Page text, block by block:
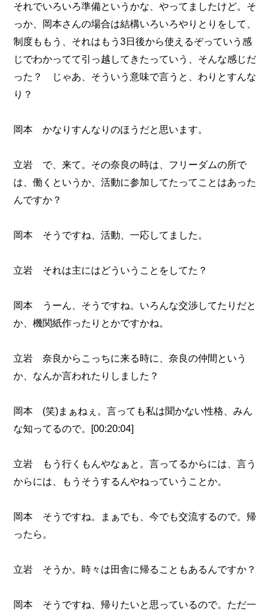
それでいろいろ準備というかな、やってましたけど。そ
っか、岡本さんの場合は結構いろいろやりとりをして、
制度ももう、それはもう3日後から使えるぞっていう感
じでわかってて引っ越してきたっていう、そんな感じだ
った？ じゃあ、そういう意味で言うと、わりとすんな
り？
岡本 かなりすんなりのほうだと思います。
立岩 で、来て。その奈良の時は、フリーダムの所で
は、働くというか、活動に参加してたってことはあった
んですか？
岡本 そうですね、活動、一応してました。
立岩 それは主にはどういうことをしてた？
岡本 うーん、そうですね。いろんな交渉してたりだと
か、機関紙作ったりとかですかね。
立岩 奈良からこっちに来る時に、奈良の仲間という
か、なんか言われたりしました？
岡本 (笑)まぁねぇ。言っても私は聞かない性格、みん
な知ってるので。[00:20:04]
立岩 もう行くもんやなぁと。言ってるからには、言う
からには、もうそうするんやねっていうことか。
岡本 そうですね。まぁでも、今でも交流するので。帰
ったら。
立岩 そうか。時々は田舎に帰ることもあるんですか？
岡本 そうですね、帰りたいと思っているので。ただ一